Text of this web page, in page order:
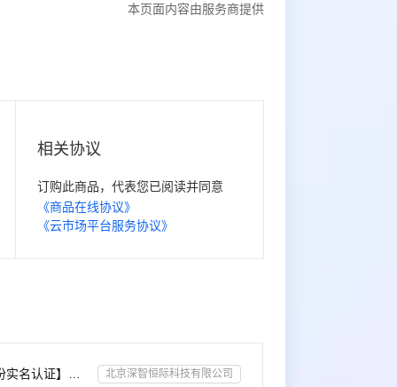
本页面内容由服务商提供
相关协议
订购此商品，代表您已阅读并同意
《商品在线协议》
《云市场平台服务协议》
北京深智恒际科技有限公司